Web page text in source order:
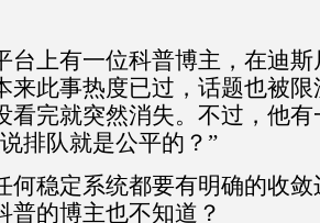
台上有一位科普博主，在迪
来此事热度已过，话题也被
看完就突然消失。不过，他
排队就是公平的？”
何稳定系统都要有明确的收
普的博主也不知道？